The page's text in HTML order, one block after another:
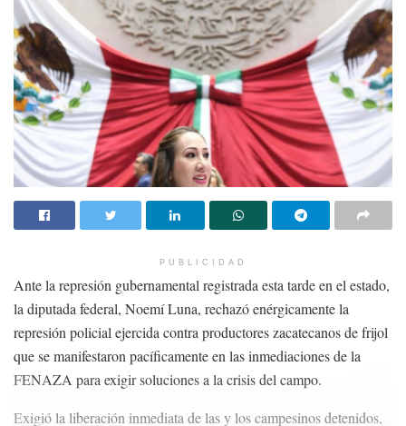
PUBLICIDAD
Ante la represión gubernamental registrada esta tarde en el estado,
la diputada federal, Noemí Luna, rechazó enérgicamente la
represión policial ejercida contra productores zacatecanos de frijol
que se manifestaron pacíficamente en las inmediaciones de la
FENAZA para exigir soluciones a la crisis del campo.
Exigió la liberación inmediata de las y los campesinos detenidos,